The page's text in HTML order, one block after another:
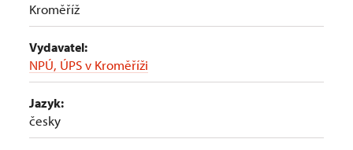
Kroměříž
Vydavatel:
NPÚ, ÚPS v Kroměříži
Jazyk:
česky